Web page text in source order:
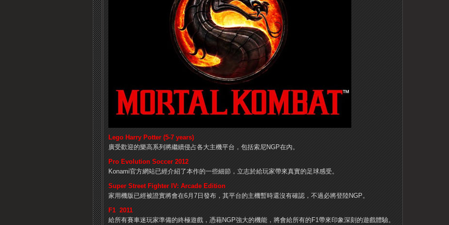
Lego Harry Potter (5-7 years)
廣受歡迎的樂高系列將繼續侵占各大主機平台，包括索尼NGP在內。
Pro Evolution Soccer 2012
Konami官方網站已經介紹了本作的一些細節，立志於給玩家帶來真實的足球感受。
Super Street Fighter IV: Arcade Edition
家用機版已經被證實將會在6月7日發布，其平台的主機暫時還沒有確認，不過必將登陸NGP。
F1 2011
給所有賽車迷玩家準備的終極遊戲，憑藉NGP強大的機能，將會給所有的F1帶來印象深刻的遊戲體驗。